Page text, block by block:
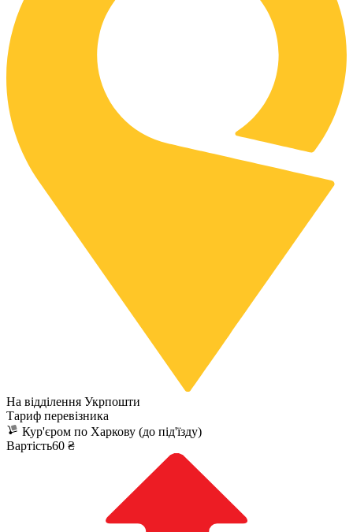
На відділення Укрпошти
Тариф перевізника
Кур'єром по Харкову (до під'їзду)
Вартість60 ₴